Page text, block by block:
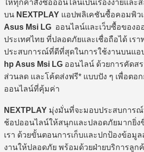
ให้ทุกคำสั่งซื้อออนไลน์เป็นเรื่องง่ายแล
บน NEXTPLAY แอปพลิเคชันซื้อคอมพิว
Asus Msi LG ออนไลน์และเว็บซื้อของ
ประเทศไทย ที่ปลอดภัยและเชื่อถือได้ เร
ประสบการณ์ที่ดีที่สุดในการใช้งานบนแอ
hp Asus Msi LG ออนไลน์ ด้วยการคัดส
ส่วนลด และโค้ดส่งฟรี* แบบปัง ๆ เพื่อตอ
ออนไลน์ที่คุ้มค่า
NEXTPLAY มุ่งมั่นที่จะมอบประสบการ
ช้อปออนไลน์ให้สนุกและปลอดภัยมากยิ่
เรา ด้วยขั้นตอนการเก็บและปกป้องข้อมู
งานให้ปลอดภัย พร้อมด้วยฝ่ายบริการลูก